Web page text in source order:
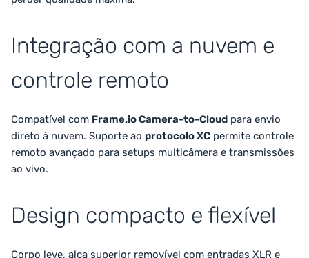
Integração com a nuvem e
controle remoto
Compatível com Frame.io Camera-to-Cloud para envio
direto à nuvem. Suporte ao protocolo XC permite controle
remoto avançado para setups multicâmera e transmissões
ao vivo.
Design compacto e flexível
Corpo leve, alça superior removível com entradas XLR e